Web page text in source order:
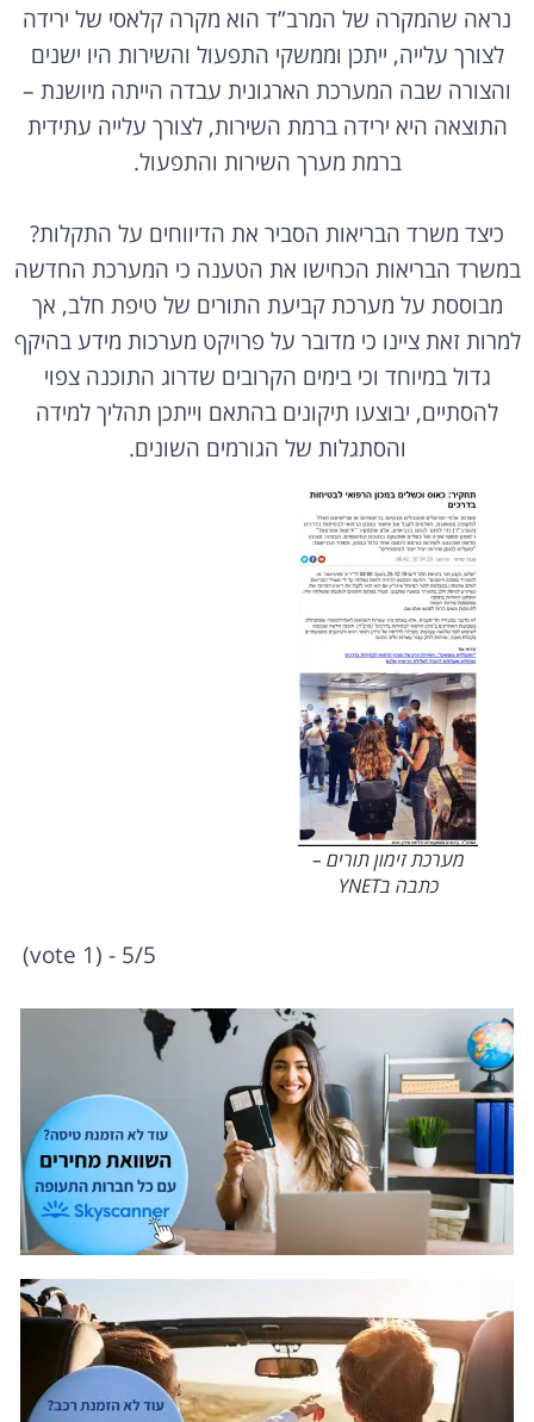
נראה שהמקרה של המרב”ד הוא מקרה קלאסי של ירידה
לצורך עלייה, ייתכן וממשקי התפעול והשירות היו ישנים
והצורה שבה המערכת הארגונית עבדה הייתה מיושנת –
התוצאה היא ירידה ברמת השירות, לצורך עלייה עתידית
ברמת מערך השירות והתפעול.
כיצד משרד הבריאות הסביר את הדיווחים על התקלות?
במשרד הבריאות הכחישו את הטענה כי המערכת החדשה
מבוססת על מערכת קביעת התורים של טיפת חלב, אך
למרות זאת ציינו כי מדובר על פרויקט מערכות מידע בהיקף
גדול במיוחד וכי בימים הקרובים שדרוג התוכנה צפוי
להסתיים, יבוצעו תיקונים בהתאם וייתכן תהליך למידה
והסתגלות של הגורמים השונים.
מערכת זימון תורים –
כתבה בYNET
5/5 - (1 vote)